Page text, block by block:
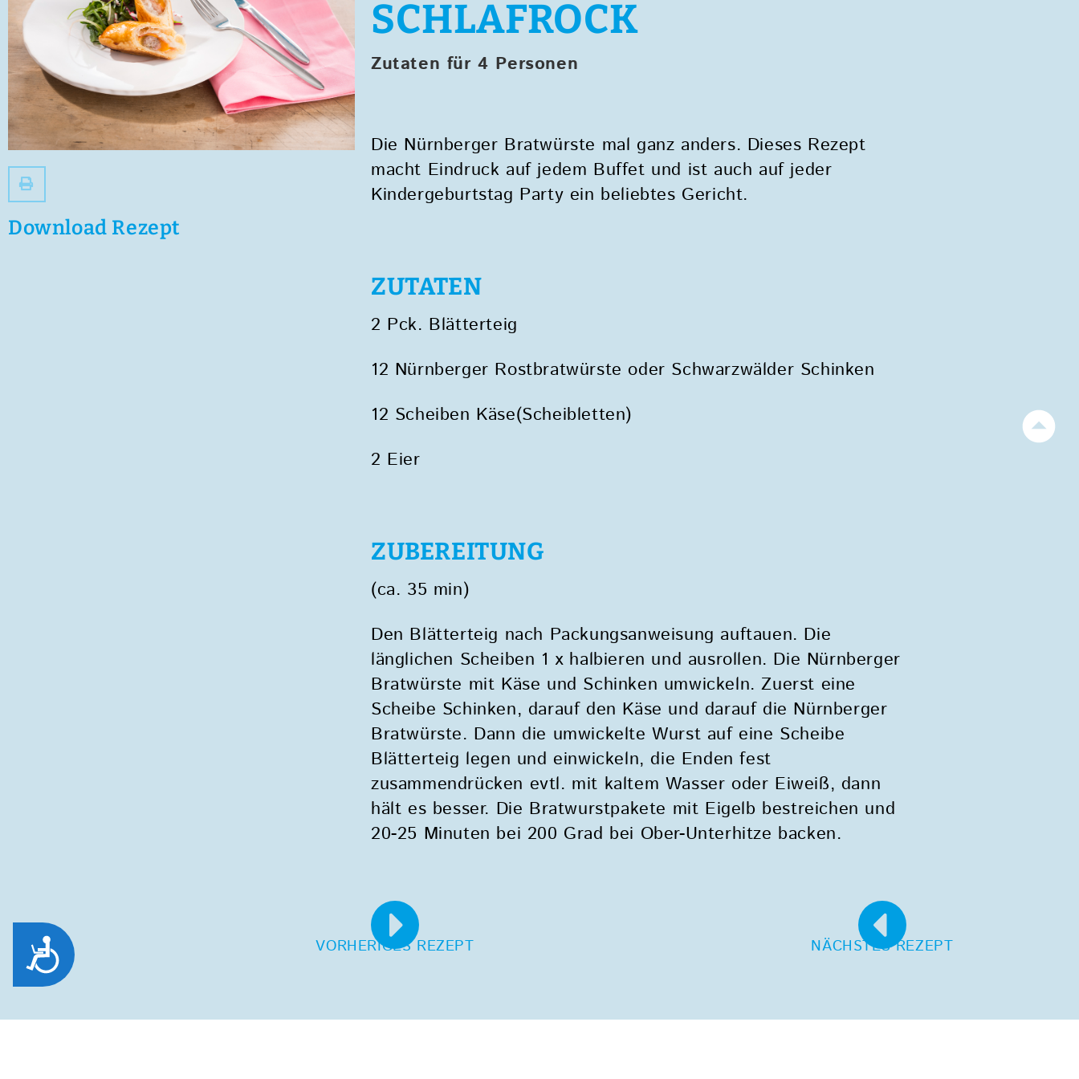
Zugänglichkeitsmenü
zu
gelangen.
Zug&auml;nglichkeit
Download Rezept
SCHLAFROCK
Zutaten für 4 Personen
Die Nürnberger Bratwürste mal ganz anders. Dieses Rezept
macht Eindruck auf jedem Buffet und ist auch auf jeder
Kindergeburtstag­ Party ein beliebtes Gericht.
ZUTATEN
2 Pck. Blätterteig
12 Nürnberger Rostbratwürste oder Schwarzwälder Schinken
12 Scheiben Käse(Scheibletten)
2 Eier
ZUBEREITUNG
(ca. 35 min)
Den Blätterteig nach Packungsanweisung auftauen. Die
länglichen Scheiben 1 x halbieren und ausrollen. Die Nürnberger
Bratwürste mit Käse und Schinken umwickeln. Zuerst eine
Scheibe Schinken, darauf den Käse und darauf die Nürnberger
Bratwürste. Dann die umwickelte Wurst auf eine Scheibe
Blätterteig legen und einwickeln, die Enden fest
zusammendrücken evtl. mit kaltem Wasser oder Eiweiß, dann
hält es besser. Die Bratwurstpakete mit Eigelb bestreichen und
20-25 Minuten bei 200 Grad bei Ober-Unterhitze backen.
NÄCHSTES REZEPT
VORHERIGES REZEPT